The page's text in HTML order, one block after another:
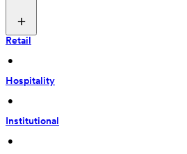
Retail
•
Hospitality
•
Institutional
•